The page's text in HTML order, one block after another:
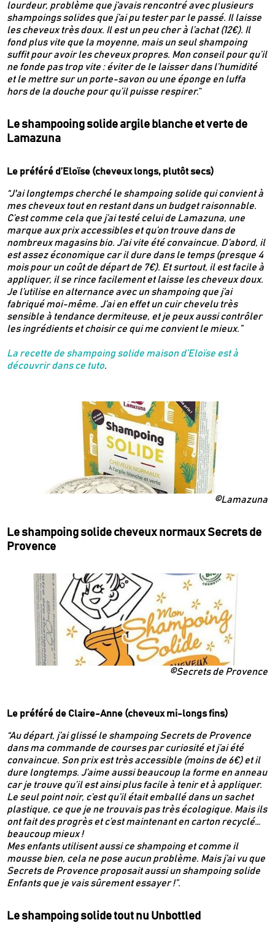
lourdeur, problème que j’avais rencontré avec plusieurs
shampoings solides que j’ai pu tester par le passé. Il laisse
les cheveux très doux. Il est un peu cher à l’achat (12€). Il
fond plus vite que la moyenne, mais un seul shampoing
suffit pour avoir les cheveux propres. Mon conseil pour qu’il
ne fonde pas trop vite : éviter de le laisser dans l’humidité
et le mettre sur un porte-savon ou une éponge en luffa
hors de la douche pour qu’il puisse respirer.”
Le shampooing solide argile blanche et verte de
Lamazuna
Le préféré d’Eloïse (cheveux longs, plutôt secs)
“J'ai longtemps cherché le shampoing solide qui convient à
mes cheveux tout en restant dans un budget raisonnable.
C’est comme cela que j’ai testé celui de Lamazuna, une
marque aux prix accessibles et qu’on trouve dans de
nombreux magasins bio. J’ai vite été convaincue. D’abord, il
est assez économique car il dure dans le temps (presque 4
mois pour un coût de départ de 7€). Et surtout, il est facile à
appliquer, il se rince facilement et laisse les cheveux doux.
Je l’utilise en alternance avec un shampoing que j’ai
fabriqué moi-même. J’ai en effet un cuir chevelu très
sensible à tendance dermiteuse, et je peux aussi contrôler
les ingrédients et choisir ce qui me convient le mieux.”
La recette de shampoing solide maison d’Eloïse est à
découvrir dans ce tuto.
©Lamazuna
Le shampoing solide cheveux normaux Secrets de
Provence
©Secrets de Provence
Le préféré de Claire-Anne (cheveux mi-longs fins)
“Au départ, j’ai glissé le shampoing Secrets de Provence
dans ma commande de courses par curiosité et j’ai été
convaincue. Son prix est très accessible (moins de 6€) et il
dure longtemps. J’aime aussi beaucoup la forme en anneau
car je trouve qu’il est ainsi plus facile à tenir et à appliquer.
Le seul point noir, c’est qu’il était emballé dans un sachet
plastique, ce que je ne trouvais pas très écologique. Mais ils
ont fait des progrès et c’est maintenant en carton recyclé…
beaucoup mieux !
Mes enfants utilisent aussi ce shampoing et comme il
mousse bien, cela ne pose aucun problème. Mais j’ai vu que
Secrets de Provence proposait aussi un shampoing solide
Enfants que je vais sûrement essayer !”.
Le shampoing solide tout nu Unbottled